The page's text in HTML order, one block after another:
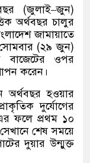
(জুলাই–জুন)
অর্থবছর চালুর
জামায়াতে
(২৯ জুন)
বাজেটের ওপর
করেন।
অর্থবছর হওয়ার
দুর্যোগের
ফলে প্রথম ১০
সেখানে শেষ সময়ে
দুয়ার উন্মুক্ত